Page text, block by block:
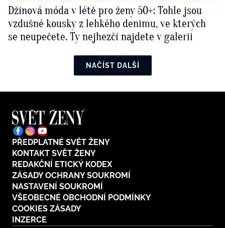
Džínová móda v létě pro ženy 50+: Tohle jsou
vzdušné kousky z lehkého denimu, ve kterých
se neupečete. Ty nejhezčí najdete v galerii
NAČÍST DALŠÍ
PŘEDPLATNÉ SVĚT ŽENY
KONTAKT SVĚT ŽENY
REDAKČNÍ ETICKÝ KODEX
ZÁSADY OCHRANY SOUKROMÍ
NASTAVENÍ SOUKROMÍ
VŠEOBECNÉ OBCHODNÍ PODMÍNKY
COOKIES ZÁSADY
INZERCE